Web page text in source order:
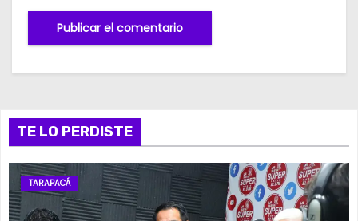
TE LO PERDISTE
TARAPACÁ